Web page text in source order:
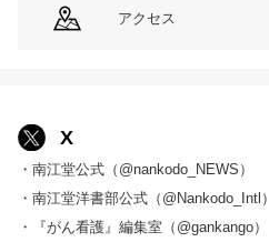
アクセス
X
・南江堂公式（@nankodo_NEWS）
・南江堂洋書部公式（@Nankodo_Intl）
・『がん看護』編集室（@gankango）